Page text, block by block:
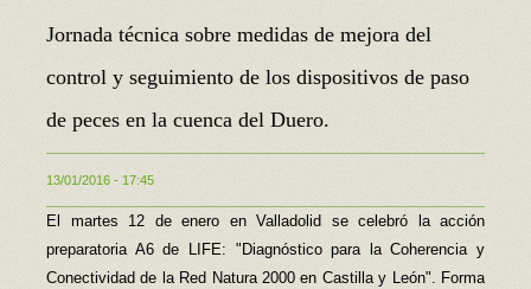
Jornada técnica sobre medidas de mejora del
control y seguimiento de los dispositivos de paso
de peces en la cuenca del Duero.
13/01/2016 - 17:45
El martes 12 de enero en Valladolid se celebró la acción
preparatoria A6 de LIFE: "Diagnóstico para la Coherencia y
Conectividad de la Red Natura 2000 en Castilla y León". Forma